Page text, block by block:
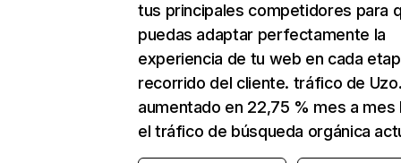
tus principales competidores para
puedas adaptar perfectamente la
experiencia de tu web en cada
recorrido del cliente. tráfico de
aumentado en 22,75 % mes a mes
el tráfico de búsqueda orgánica